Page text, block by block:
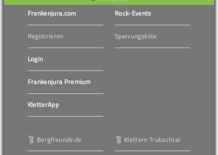
Frankenjura.com
Registrieren
Login
Frankenjura Premium
KletterApp
Rock-Events
Sperrungsliste
Bergfreunde.de Klettern Trubachtal